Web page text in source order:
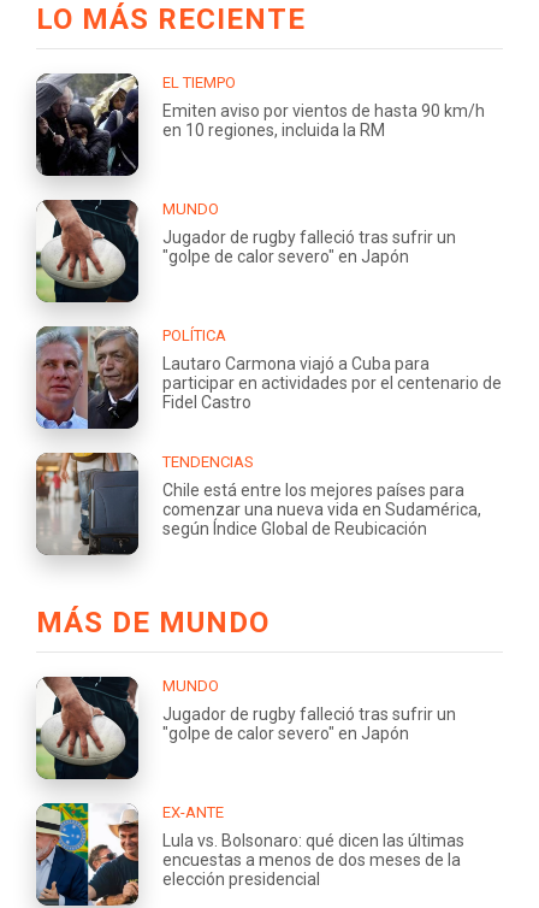
LO MÁS RECIENTE
EL TIEMPO
Emiten aviso por vientos de hasta 90 km/h
en 10 regiones, incluida la RM
MUNDO
Jugador de rugby falleció tras sufrir un
"golpe de calor severo" en Japón
POLÍTICA
Lautaro Carmona viajó a Cuba para
participar en actividades por el centenario de
Fidel Castro
TENDENCIAS
Chile está entre los mejores países para
comenzar una nueva vida en Sudamérica,
según Índice Global de Reubicación
MÁS DE MUNDO
MUNDO
Jugador de rugby falleció tras sufrir un
"golpe de calor severo" en Japón
EX-ANTE
Lula vs. Bolsonaro: qué dicen las últimas
encuestas a menos de dos meses de la
elección presidencial